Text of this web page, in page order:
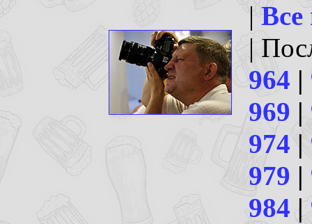
|
|
964 |
969 |
974|
979 |
984 |